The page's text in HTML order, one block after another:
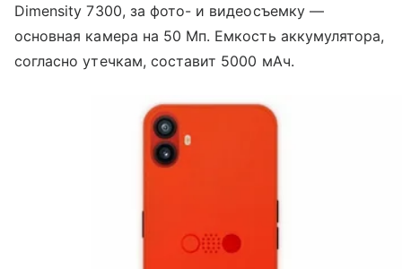
Dimensity 7300, за фото- и видеосъемку —
основная камера на 50 Мп. Емкость аккумулятора,
согласно утечкам, составит 5000 мАч.